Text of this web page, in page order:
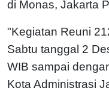
di Monas, Jakarta
"Kegiatan Reuni
Sabtu tanggal 2
WIB sampai
Kota Administrasi